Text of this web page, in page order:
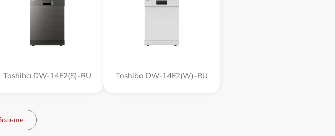
Toshiba DW-14F2(S)-RU Toshiba DW-14F2(W)-RU